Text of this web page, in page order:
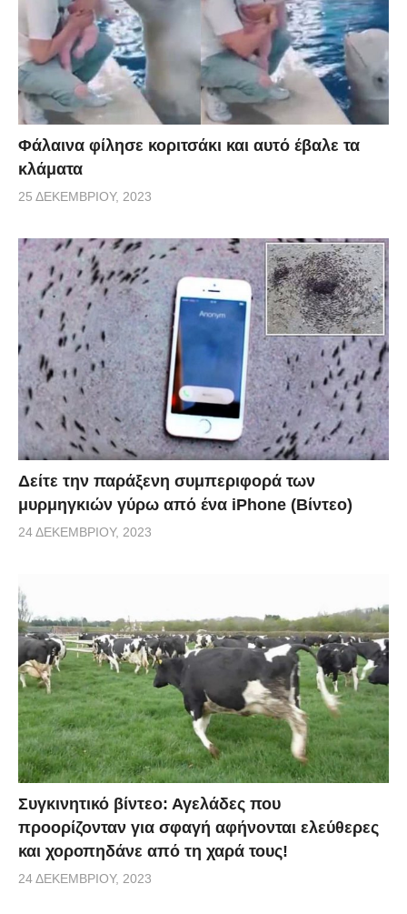
Φάλαινα φίλησε κοριτσάκι και αυτό έβαλε τα
κλάματα
25 ΔΕΚΕΜΒΡΊΟΥ, 2023
Δείτε την παράξενη συμπεριφορά των
μυρμηγκιών γύρω από ένα iPhone (Βίντεο)
24 ΔΕΚΕΜΒΡΊΟΥ, 2023
Συγκινητικό βίντεο: Αγελάδες που
προορίζονταν για σφαγή αφήνονται ελεύθερες
και χοροπηδάνε από τη χαρά τους!
24 ΔΕΚΕΜΒΡΊΟΥ, 2023